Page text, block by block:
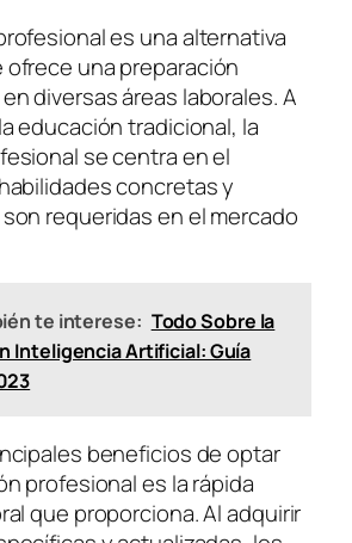
es una alternativa
una preparación
diversas áreas laborales. A
educación tradicional, la
se centra en el
concretas y
requeridas en el mercado
te interese: Todo Sobre la
Inteligencia Artificial: Guía
beneficios de optar
profesional es la rápida
que proporciona. Al adquirir